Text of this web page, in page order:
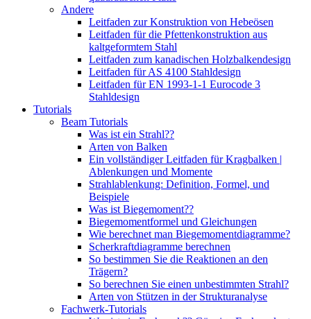
Andere
Leitfaden zur Konstruktion von Hebeösen
Leitfaden für die Pfettenkonstruktion aus
kaltgeformtem Stahl
Leitfaden zum kanadischen Holzbalkendesign
Leitfaden für AS 4100 Stahldesign
Leitfaden für EN 1993-1-1 Eurocode 3
Stahldesign
Tutorials
Beam Tutorials
Was ist ein Strahl??
Arten von Balken
Ein vollständiger Leitfaden für Kragbalken |
Ablenkungen und Momente
Strahlablenkung: Definition, Formel, und
Beispiele
Was ist Biegemoment??
Biegemomentformel und Gleichungen
Wie berechnet man Biegemomentdiagramme?
Scherkraftdiagramme berechnen
So bestimmen Sie die Reaktionen an den
Trägern?
So berechnen Sie einen unbestimmten Strahl?
Arten von Stützen in der Strukturanalyse
Fachwerk-Tutorials